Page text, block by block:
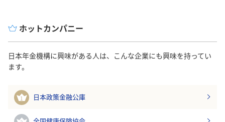
ホットカンパニー
日本年金機構に興味がある人は、こんな企業にも興味を持ってい
ます。
1 日本政策金融公庫